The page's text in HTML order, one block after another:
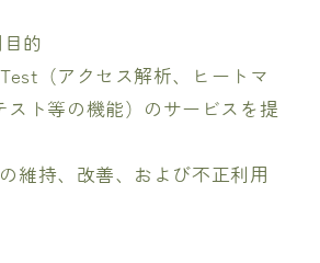
的
（アクセス解析、ヒートマ
スト等の機能）のサービスを提
維持、改善、および不正利用